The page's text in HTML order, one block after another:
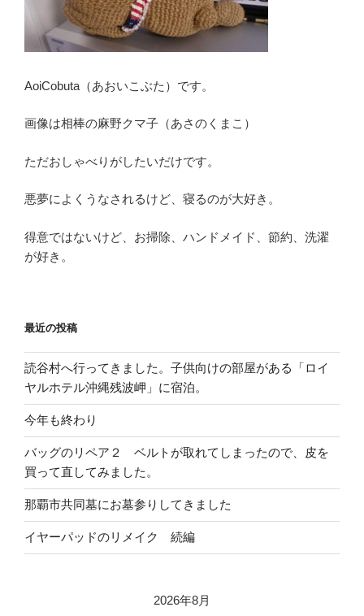
AoiCobuta（あおいこぶた）です。
画像は相棒の麻野クマ子（あさのくまこ）
ただおしゃべりがしたいだけです。
悪夢によくうなされるけど、寝るのが大好き。
得意ではないけど、お掃除、ハンドメイド、節約、洗濯
が好き。
最近の投稿
読谷村へ行ってきました。子供向けの部屋がある「ロイ
ヤルホテル沖縄残波岬」に宿泊。
今年も終わり
バッグのリペア２ ベルトが取れてしまったので、皮を
買って直してみました。
那覇市共同墓にお墓参りしてきました
イヤーパッドのリメイク 続編
2026年8月